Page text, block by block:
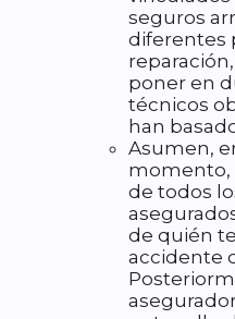
seguros
diferentes
poner en
técnicos
han
Asumen,
momento,
de todos
de quién
accidente